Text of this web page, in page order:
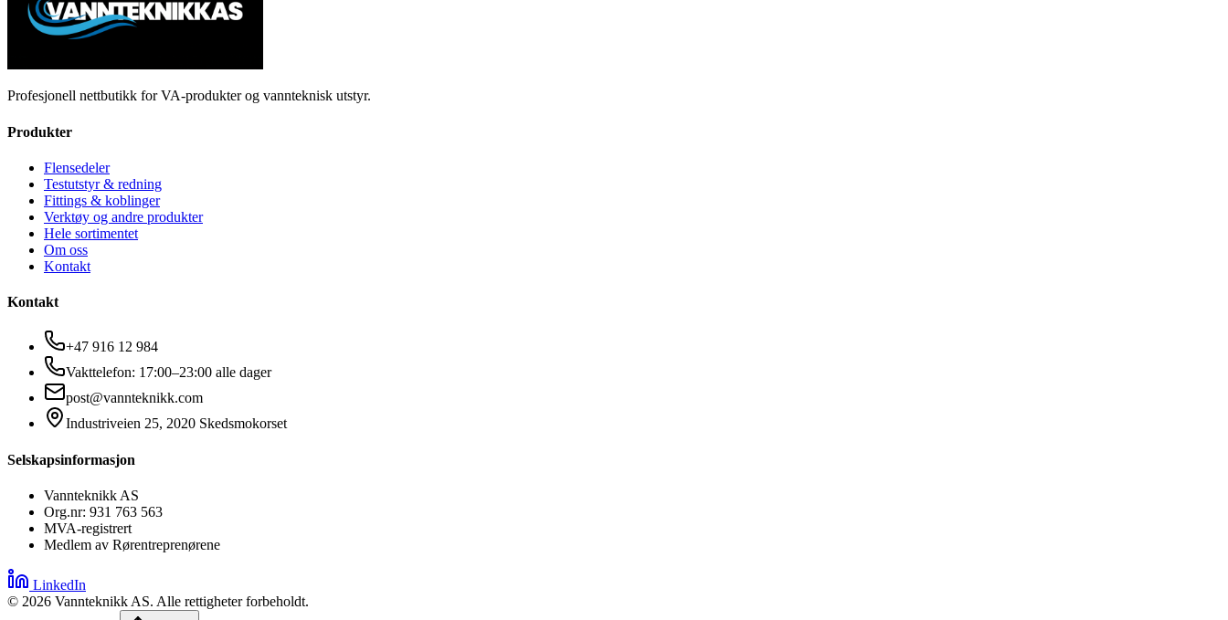
Profesjonell nettbutikk for VA-produkter og vannteknisk utstyr.
Produkter
Flensedeler
Testutstyr & redning
Fittings & koblinger
Verktøy og andre produkter
Hele sortimentet
Om oss
Kontakt
Kontakt
+47 916 12 984
Vakttelefon: 17:00–23:00 alle dager
post@vannteknikk.com
Industriveien 25, 2020 Skedsmokorset
Selskapsinformasjon
Vannteknikk AS
Org.nr: 931 763 563
MVA-registrert
Medlem av Rørentreprenørene
LinkedIn
© 2026 Vannteknikk AS. Alle rettigheter forbeholdt.